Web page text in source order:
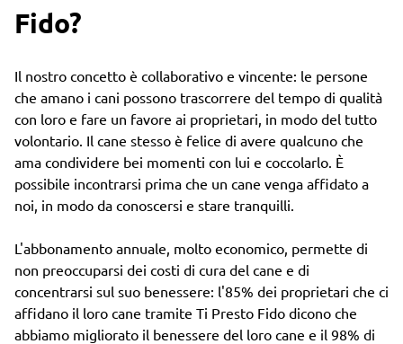
Fido?
Il nostro concetto è collaborativo e vincente: le persone
che amano i cani possono trascorrere del tempo di qualità
con loro e fare un favore ai proprietari, in modo del tutto
volontario. Il cane stesso è felice di avere qualcuno che
ama condividere bei momenti con lui e coccolarlo. È
possibile incontrarsi prima che un cane venga affidato a
noi, in modo da conoscersi e stare tranquilli.
L'abbonamento annuale, molto economico, permette di
non preoccuparsi dei costi di cura del cane e di
concentrarsi sul suo benessere: l'85% dei proprietari che ci
affidano il loro cane tramite Ti Presto Fido dicono che
abbiamo migliorato il benessere del loro cane e il 98% di